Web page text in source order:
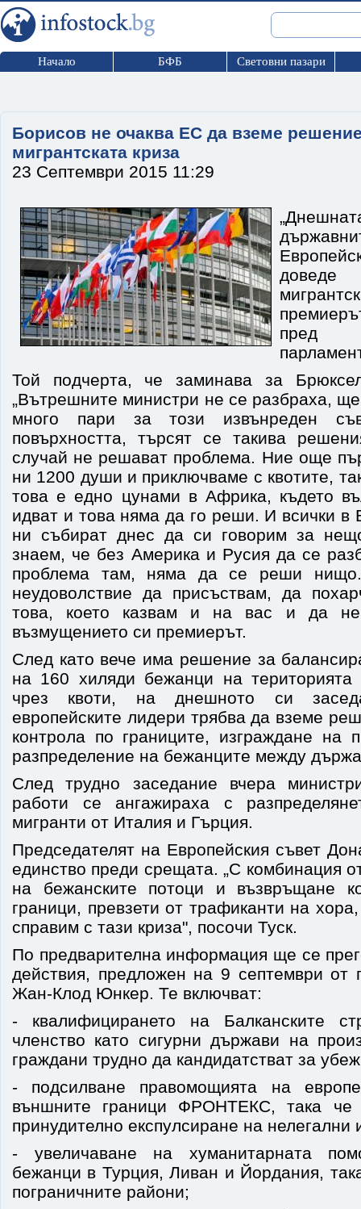
Начало БФБ Световни пазари
Борисов не очаква ЕС да вземе
мигрантската криза
23 Септември 2015 11:29
пред
Той подчерта, че заминава за
„Вътрешните министри не се разбраха,
много пари за този извънреден
повърхността, търсят се такива
случай не решават проблема. Ние още
ни 1200 души и приключваме с квотите,
това е едно цунами в Африка, където
идват и това няма да го реши. И всички в
ни събират днес да си говорим за
знаем, че без Америка и Русия да се
проблема там, няма да се реши
неудоволствие да присъствам, да
това, което казвам и на вас и да
възмущението си премиерът.
След като вече има решение за
на 160 хиляди бежанци на
чрез квоти, на днешното си
европейските лидери трябва да вземе
контрола по границите, изграждане на
разпределение на бежанците между
След трудно заседание вчера
работи се ангажираха с
мигранти от Италия и Гърция.
Председателят на Европейския съвет
единство преди срещата. „С комбинация
на бежанските потоци и възвръщане
граници, превзети от трафиканти на
справим с тази криза", посочи Туск.
По предварителна информация ще се
действия, предложен на 9 септември от
Жан-Клод Юнкер. Те включват:
- квалифицирането на Балканските
членство като сигурни държави на
граждани трудно да кандидатстват за
- подсилване правомощията на
външните граници ФРОНТЕКС, така
принудително експулсиране на нелегални
- увеличаване на хуманитарната
бежанци в Турция, Ливан и Йордания,
пограничните райони;